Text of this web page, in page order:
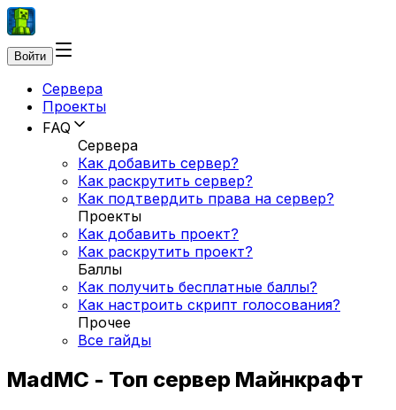
Войти
Сервера
Проекты
FAQ
Сервера
Как добавить сервер?
Как раскрутить сервер?
Как подтвердить права на сервер?
Проекты
Как добавить проект?
Как раскрутить проект?
Баллы
Как получить бесплатные баллы?
Как настроить скрипт голосования?
Прочее
Все гайды
MadMC - Топ сервер Майнкрафт